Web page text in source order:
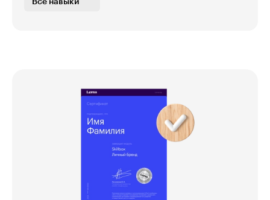
Настройка файлов в формате RAW
Все навыки